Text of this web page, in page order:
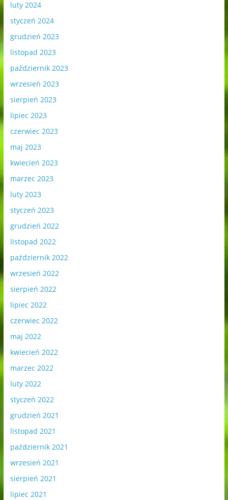
luty 2024
styczeń 2024
grudzień 2023
listopad 2023
październik 2023
wrzesień 2023
sierpień 2023
lipiec 2023
czerwiec 2023
maj 2023
kwiecień 2023
marzec 2023
luty 2023
styczeń 2023
grudzień 2022
listopad 2022
październik 2022
wrzesień 2022
sierpień 2022
lipiec 2022
czerwiec 2022
maj 2022
kwiecień 2022
marzec 2022
luty 2022
styczeń 2022
grudzień 2021
listopad 2021
październik 2021
wrzesień 2021
sierpień 2021
lipiec 2021